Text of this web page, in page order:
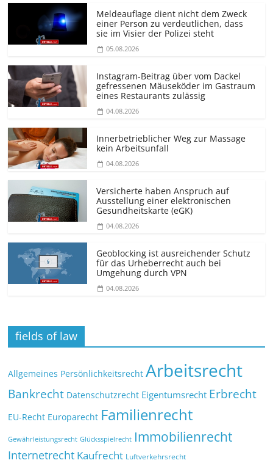
Meldeauflage dient nicht dem Zweck
einer Person zu verdeutlichen, dass
sie im Visier der Polizei steht
05.08.2026
Instagram-Beitrag über vom Dackel
gefressenen Mäuseköder im Gastraum
eines Restaurants zulässig
04.08.2026
Innerbetrieblicher Weg zur Massage
kein Arbeitsunfall
04.08.2026
Versicherte haben Anspruch auf
Ausstellung einer elektronischen
Gesundheitskarte (eGK)
04.08.2026
Geoblocking ist ausreichender Schutz
für das Urheberrecht auch bei
Umgehung durch VPN
04.08.2026
fields of law
Allgemeines Persönlichkeitsrecht Arbeitsrecht
Bankrecht Datenschutzrecht Eigentumsrecht Erbrecht
EU-Recht Europarecht Familienrecht
Gewährleistungsrecht Glücksspielrecht Immobilienrecht
Internetrecht Kaufrecht Luftverkehrsrecht